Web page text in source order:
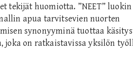
tekijät huomiotta. ”NEET” luokin
apua tarvitsevien nuorten
synonyyminä tuottaa
joka on ratkaistavissa yksilön